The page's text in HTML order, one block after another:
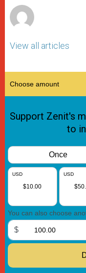
View all articles